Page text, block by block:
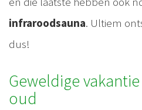
infraroodsauna. Ultiem
dus!
Geweldige
oud